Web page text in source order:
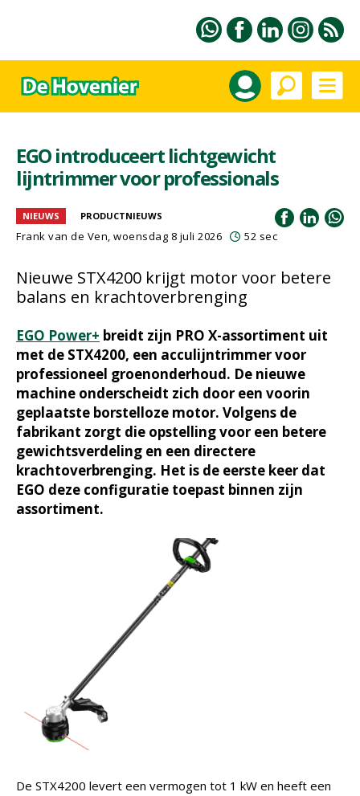
EGO introduceert lichtgewicht
lijntrimmer voor professionals
NIEUWS PRODUCTNIEUWS
Frank van de Ven, woensdag 8 juli 2026 52 sec
Nieuwe STX4200 krijgt motor voor betere
balans en krachtoverbrenging
EGO Power+ breidt zijn PRO X-assortiment uit
met de STX4200, een acculijntrimmer voor
professioneel groenonderhoud. De nieuwe
machine onderscheidt zich door een voorin
geplaatste borstelloze motor. Volgens de
fabrikant zorgt die opstelling voor een betere
gewichtsverdeling en een directere
krachtoverbrenging. Het is de eerste keer dat
EGO deze configuratie toepast binnen zijn
assortiment.
De STX4200 levert een vermogen tot 1 kW en heeft een